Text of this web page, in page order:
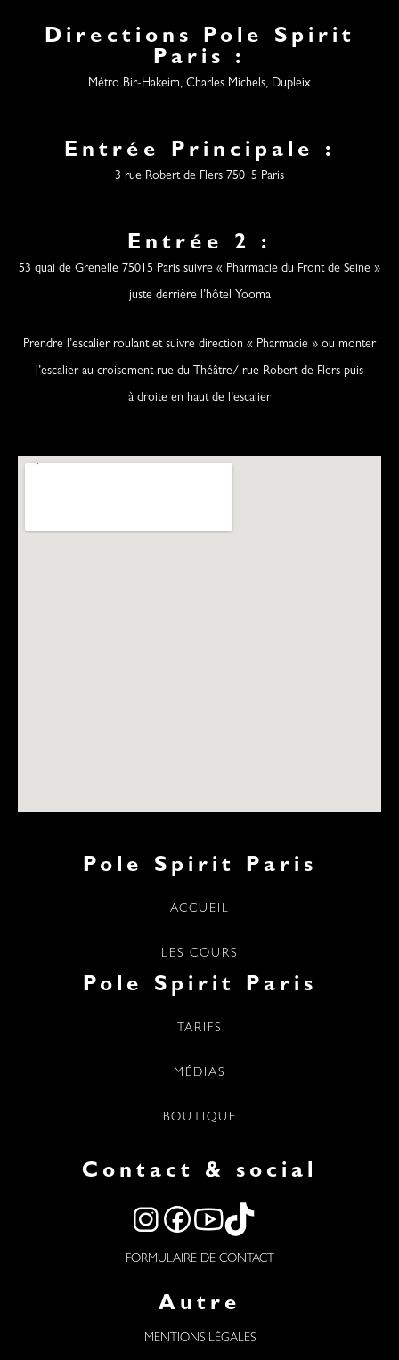
Directions Pole Spirit
Paris :
Métro Bir-Hakeim, Charles Michels, Dupleix
Entrée Principale :
3 rue Robert de Flers 75015 Paris
Entrée 2 :
53 quai de Grenelle 75015 Paris suivre « Pharmacie du Front de Seine »
juste derrière l’hôtel Yooma
Prendre l’escalier roulant et suivre direction « Pharmacie » ou monter
l’escalier au croisement rue du Théâtre/ rue Robert de Flers puis
à droite en haut de l’escalier
Pole Spirit Paris
ACCUEIL
LES COURS
Pole Spirit Paris
TARIFS
MÉDIAS
BOUTIQUE
Contact & social
FORMULAIRE DE CONTACT
Autre
MENTIONS LÉGALES